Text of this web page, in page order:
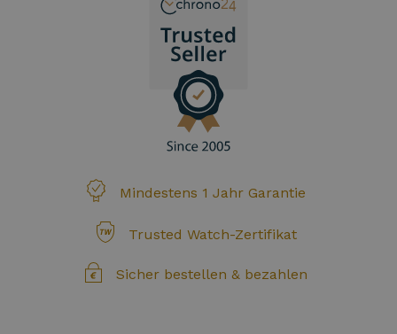
Mindestens 1 Jahr Garantie
Trusted Watch-Zertifikat
Sicher bestellen & bezahlen